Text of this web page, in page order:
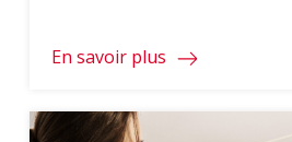
En savoir plus